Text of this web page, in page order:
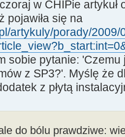
w CHIPie artykuł
pojawiła się na
artykuly/porady/
sobie pytanie: 'Czemu
z SP3?'. Myślę że
z płytą
do bólu prawdziwe: